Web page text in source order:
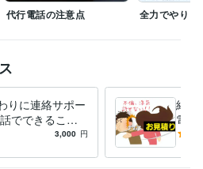
心理学に興味あり
代行 営業力、コミュ力 テレアポ
代行電話の注意点 全力でやりま
りに連絡サポー
でできること
！電話対応・予
3,000 円
結果
電話
浮気